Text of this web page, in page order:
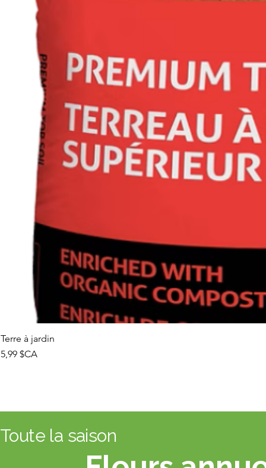
Terre à jardin
Prix
5,99 $CA
Toute la saison